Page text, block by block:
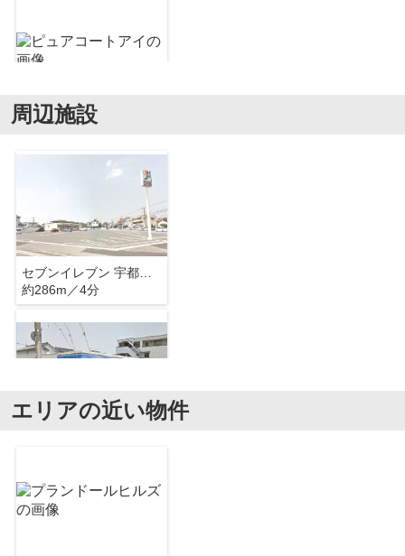
ピュアコートアイ
周辺施設
セブンイレブン 宇都宮陽南通り店
約286m／4分
エリアの近い物件